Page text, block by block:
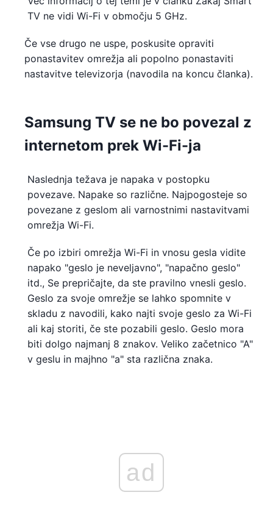
TV ne vidi Wi-Fi v območju 5 GHz.
Če vse drugo ne uspe, poskusite opraviti
ponastavitev omrežja ali popolno ponastaviti
nastavitve televizorja (navodila na koncu članka).
Samsung TV se ne bo povezal z
internetom prek Wi-Fi-ja
Naslednja težava je napaka v postopku
povezave. Napake so različne. Najpogosteje so
povezane z geslom ali varnostnimi nastavitvami
omrežja Wi-Fi.
Če po izbiri omrežja Wi-Fi in vnosu gesla vidite
napako "geslo je neveljavno", "napačno geslo"
itd., Se prepričajte, da ste pravilno vnesli geslo.
Geslo za svoje omrežje se lahko spomnite v
skladu z navodili, kako najti svoje geslo za Wi-Fi
ali kaj storiti, če ste pozabili geslo. Geslo mora
biti dolgo najmanj 8 znakov. Veliko začetnico "A"
v geslu in majhno "a" sta različna znaka.
ad